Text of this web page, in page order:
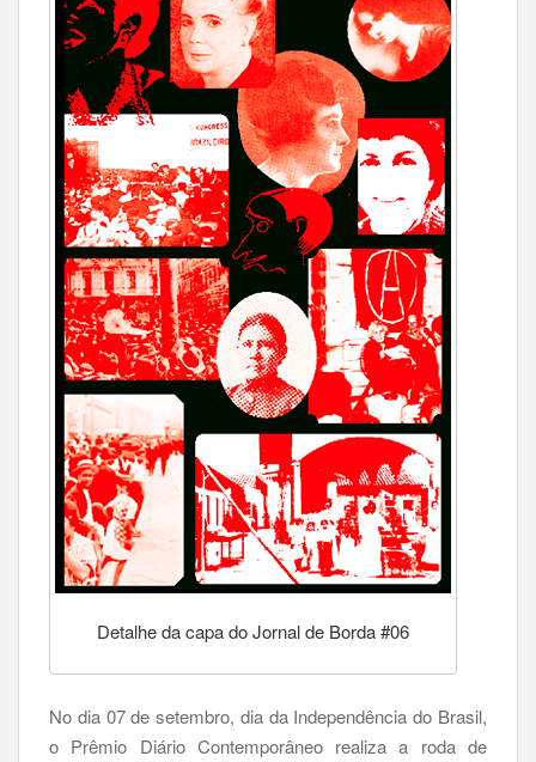
Detalhe da capa do Jornal de Borda #06
No dia 07 de setembro, dia da Independência do Brasil,
o Prêmio Diário Contemporâneo realiza a roda de